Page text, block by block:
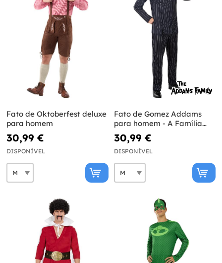
Fato de Oktoberfest deluxe
para homem
30,99 €
DISPONÍVEL
Fato de Gomez Addams
para homem - A Família
Addams
30,99 €
DISPONÍVEL